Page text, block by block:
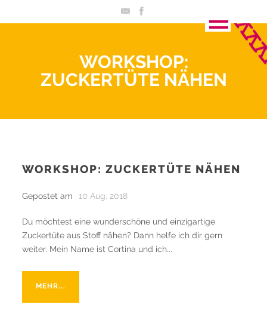
WORKSHOP:
ZUCKERTÜTE NÄHEN
WORKSHOP: ZUCKERTÜTE NÄHEN
Gepostet am 10 Aug. 2018
Du möchtest eine wunderschöne und einzigartige
Zuckertüte aus Stoff nähen? Dann helfe ich dir gern
weiter. Mein Name ist Cortina und ich...
MEHR...